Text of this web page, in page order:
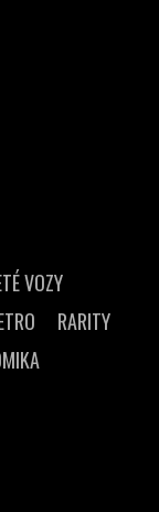
VOZY
RARITY